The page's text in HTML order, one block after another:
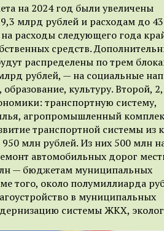
на 2024 год были увеличены
млрд рублей и расходам до
расходы следующего года
средств.
распределены по трем
рублей, — на социальные
образование, культуру. Второй,
транспортную систему,
агропромышленный
транспортной системы из
млн рублей. Из них 500 млн
автомобильных дорог
— бюджетам муниципальных
того, около полумиллиарда
в муниципальных
системы ЖКХ,